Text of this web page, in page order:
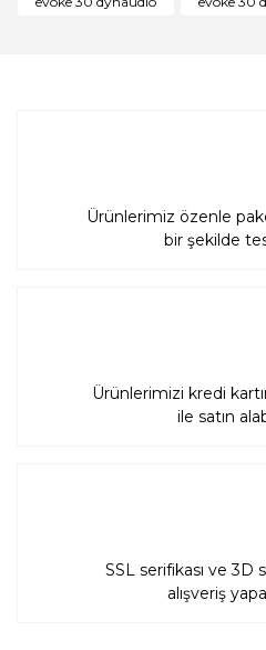
Bu ürüne benzer farklı
Ürünlerimiz özenle
bir şekilde
Ürünlerimizi kredi
ile satın
SSL serifikası ve 3D
alışveriş